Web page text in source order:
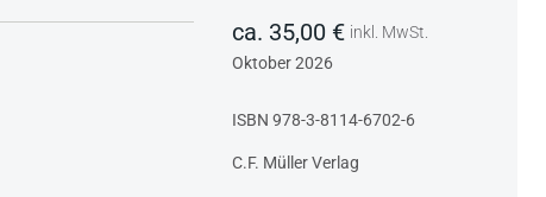
ca. 35,00 € inkl. MwSt.
Oktober 2026
ISBN 978-3-8114-6702-6
C.F. Müller Verlag